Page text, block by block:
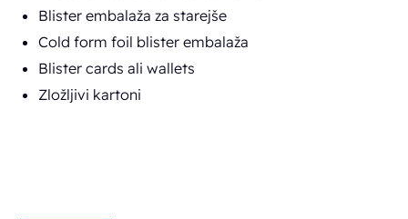
Blister embalaža za starejše
Cold form foil blister embalaža
Blister cards ali wallets
Zložljivi kartoni